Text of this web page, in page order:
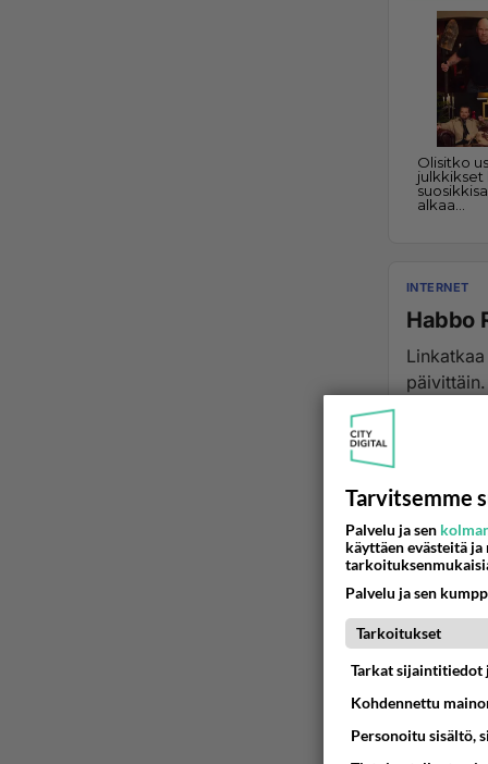
INTERNET
Habbo
Linkatkaa
Tarvitsemme
Palvelu ja sen
käyttäen evästeitä
Palvelu ja sen
Tarkoitukset
Tarkat sijaintitiedot
Kohdennettu
Personoitu sisältö,